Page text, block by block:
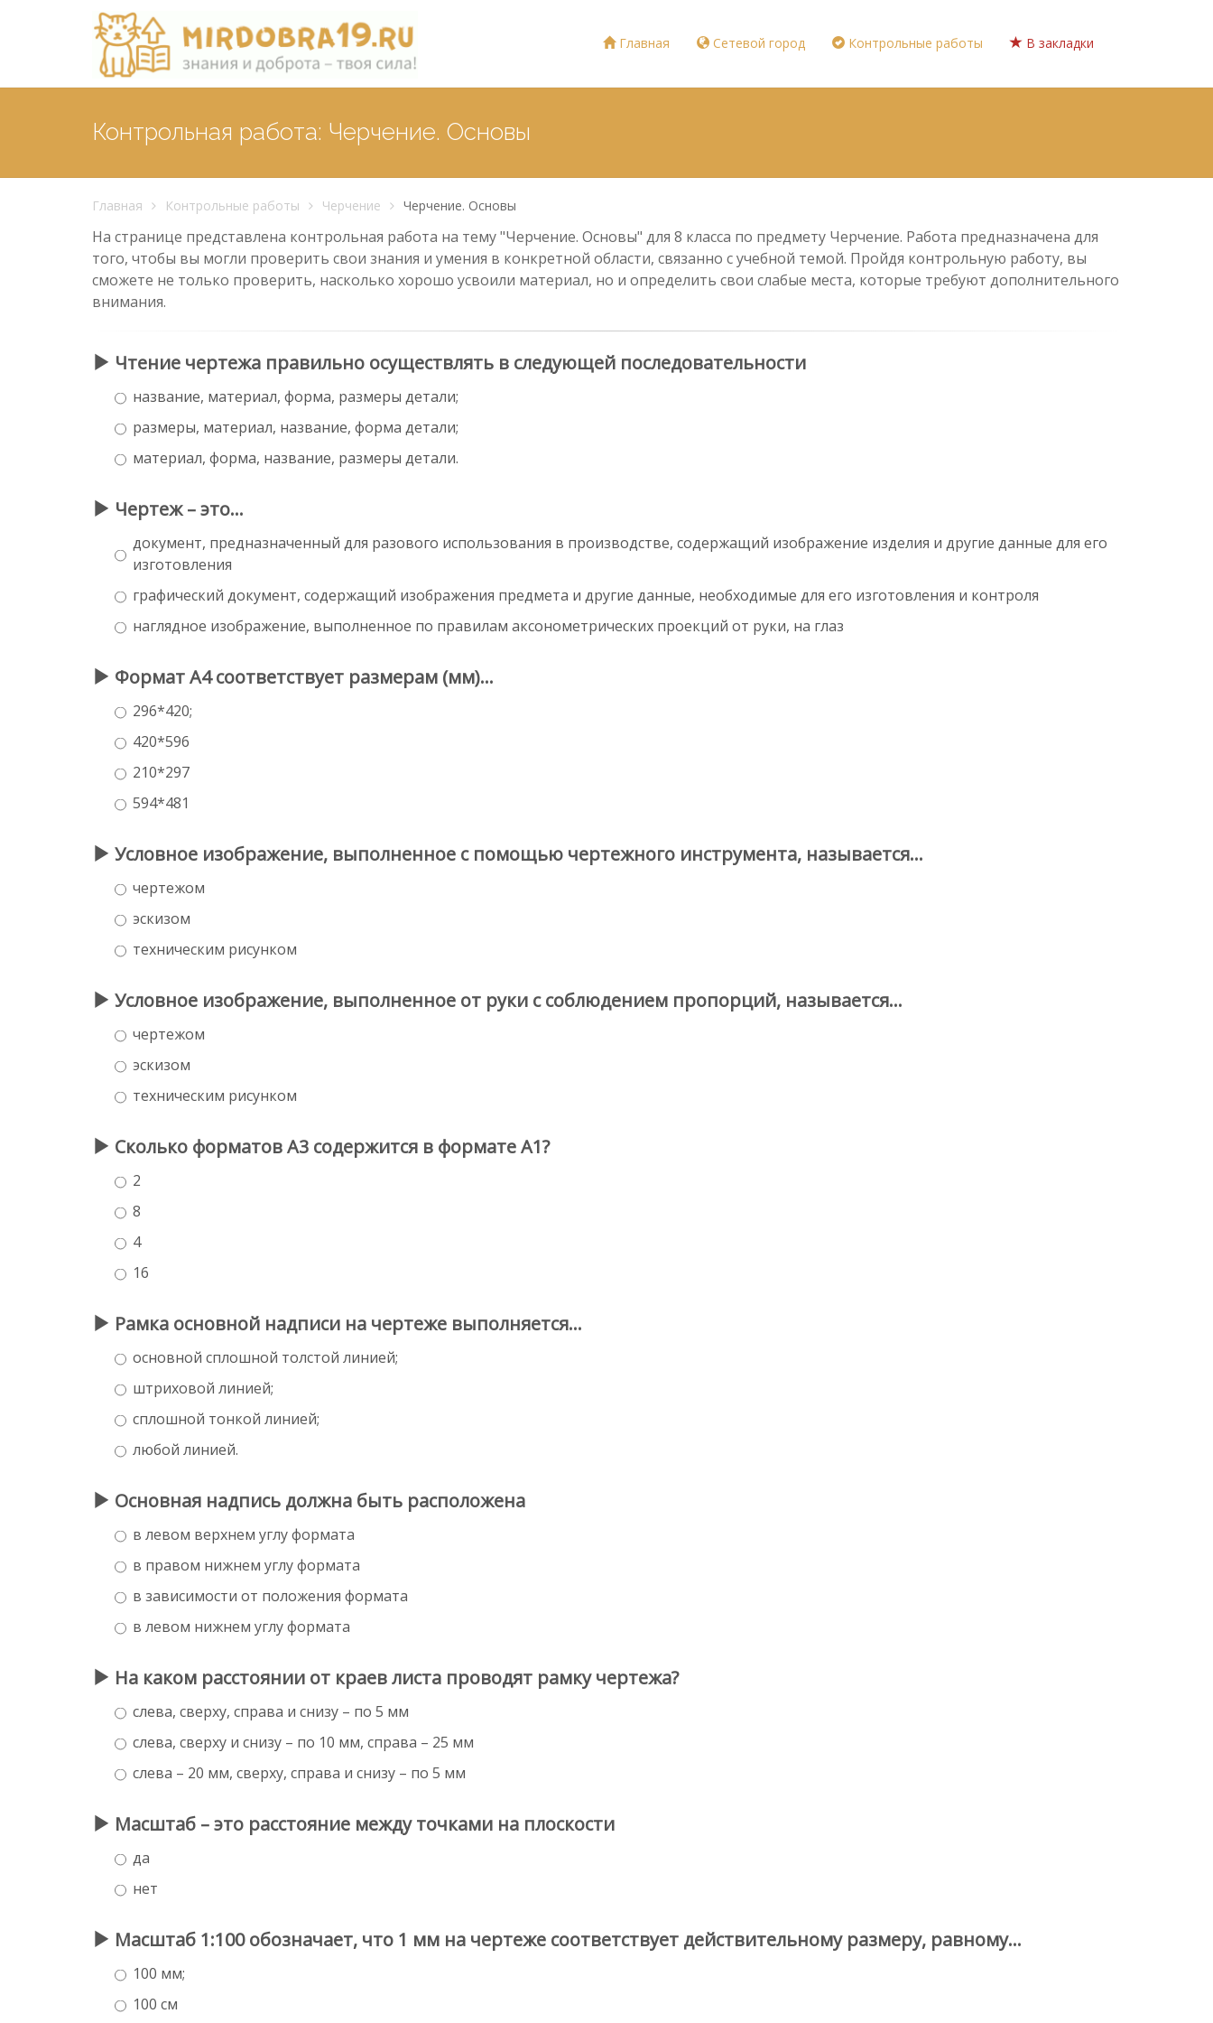
Главная Сетевой город Контрольные работы В закладки
Контрольная работа: Черчение. Основы
Главная Контрольные работы Черчение Черчение. Основы
На странице представлена контрольная работа на тему "Черчение. Основы" для 8 класса по предмету Черчение. Работа предназначена для
того, чтобы вы могли проверить свои знания и умения в конкретной области, связанно с учебной темой. Пройдя контрольную работу, вы
сможете не только проверить, насколько хорошо усвоили материал, но и определить свои слабые места, которые требуют дополнительного
внимания.
Чтение чертежа правильно осуществлять в следующей последовательности
название, материал, форма, размеры детали;
размеры, материал, название, форма детали;
материал, форма, название, размеры детали.
Чертеж – это…
документ, предназначенный для разового использования в производстве, содержащий изображение изделия и другие данные для его
изготовления
графический документ, содержащий изображения предмета и другие данные, необходимые для его изготовления и контроля
наглядное изображение, выполненное по правилам аксонометрических проекций от руки, на глаз
Формат А4 соответствует размерам (мм)…
296*420;
420*596
210*297
594*481
Условное изображение, выполненное с помощью чертежного инструмента, называется…
чертежом
эскизом
техническим рисунком
Условное изображение, выполненное от руки с соблюдением пропорций, называется…
чертежом
эскизом
техническим рисунком
Сколько форматов А3 содержится в формате А1?
2
8
4
16
Рамка основной надписи на чертеже выполняется…
основной сплошной толстой линией;
штриховой линией;
сплошной тонкой линией;
любой линией.
Основная надпись должна быть расположена
в левом верхнем углу формата
в правом нижнем углу формата
в зависимости от положения формата
в левом нижнем углу формата
На каком расстоянии от краев листа проводят рамку чертежа?
слева, сверху, справа и снизу – по 5 мм
слева, сверху и снизу – по 10 мм, справа – 25 мм
слева – 20 мм, сверху, справа и снизу – по 5 мм
Масштаб – это расстояние между точками на плоскости
да
нет
Масштаб 1:100 обозначает, что 1 мм на чертеже соответствует действительному размеру, равному…
100 мм;
100 см